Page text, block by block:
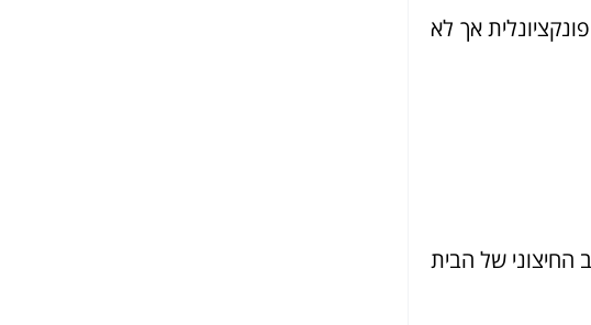
אך לא
החיצוני של הבית